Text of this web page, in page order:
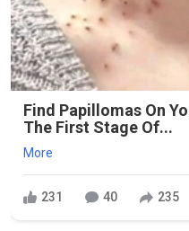
Find Papillomas On
The First Stage Of...
More
231 40 235